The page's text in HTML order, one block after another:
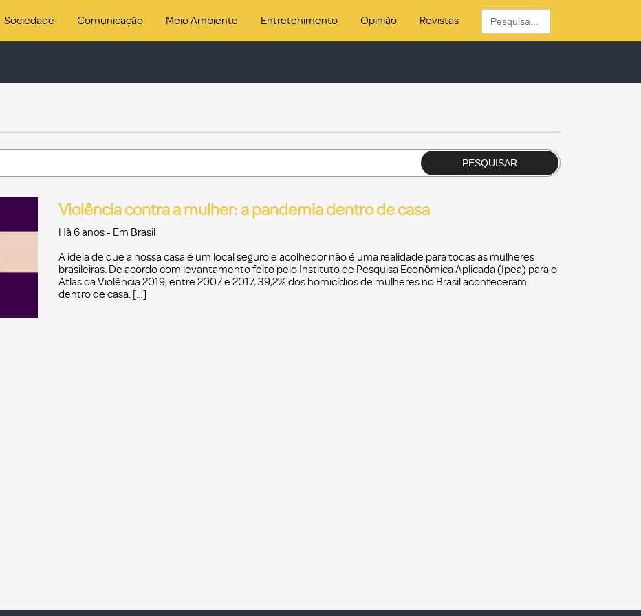
Sociedade Comunicação Meio Ambiente Entretenimento Opinião Revistas
Search
for:
PESQUISAR
Violência contra a mulher: a pandemia dentro de casa
Hà 6 anos- Em Brasil
A ideia de que a nossa casa é um local seguro e acolhedor não é uma realidade para todas as mulheres
brasileiras. De acordo com levantamento feito pelo Instituto de Pesquisa Econômica Aplicada (Ipea) para o
Atlas da Violência 2019, entre 2007 e 2017, 39,2% dos homicídios de mulheres no Brasil aconteceram
dentro de casa. […]